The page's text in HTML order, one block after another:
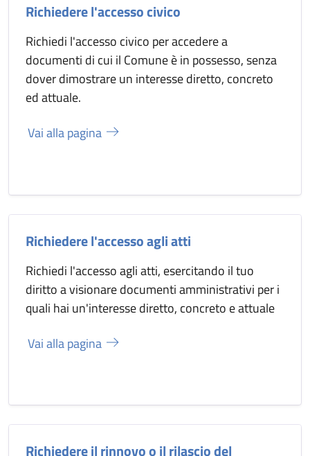
Richiedere l'accesso civico
Richiedi l'accesso civico per accedere a
documenti di cui il Comune è in possesso, senza
dover dimostrare un interesse diretto, concreto
ed attuale.
Vai alla pagina
Richiedere l'accesso agli atti
Richiedi l'accesso agli atti, esercitando il tuo
diritto a visionare documenti amministrativi per i
quali hai un'interesse diretto, concreto e attuale
Vai alla pagina
Richiedere il rinnovo o il rilascio del